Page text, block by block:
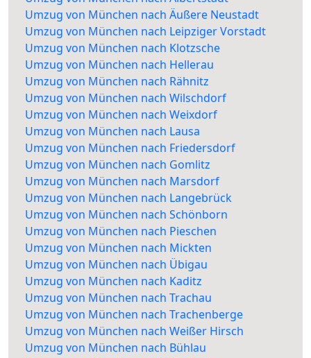
Umzug von München nach Äußere Neustadt
Umzug von München nach Leipziger Vorstadt
Umzug von München nach Klotzsche
Umzug von München nach Hellerau
Umzug von München nach Rähnitz
Umzug von München nach Wilschdorf
Umzug von München nach Weixdorf
Umzug von München nach Lausa
Umzug von München nach Friedersdorf
Umzug von München nach Gomlitz
Umzug von München nach Marsdorf
Umzug von München nach Langebrück
Umzug von München nach Schönborn
Umzug von München nach Pieschen
Umzug von München nach Mickten
Umzug von München nach Übigau
Umzug von München nach Kaditz
Umzug von München nach Trachau
Umzug von München nach Trachenberge
Umzug von München nach Weißer Hirsch
Umzug von München nach Bühlau